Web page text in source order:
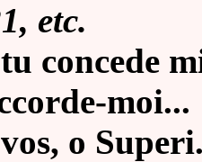
etc.
concede
moi...
o